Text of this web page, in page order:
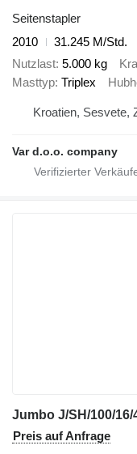
Seitenstapler
2010
31.245 M/Std.
Nutzlast 5.000 kg
Masttyp Triplex
Kroatien, Sesvete,
Var d.o.o. company
Jumbo J/SH/100/16/
Preis auf Anfrage